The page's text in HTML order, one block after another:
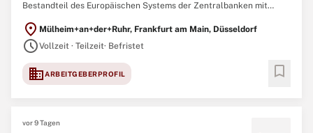
Bestandteil des Europäischen Systems der Zentralbanken mit
Geldpolitik und im Zahlungsverkehr in Deutschland. Allem voran
jedoch sind wir ein starkes Team
location_on Mülheim+an+der+Ruhr, Frankfurt am Main, Düsseldorf
scheduleVollzeit · Teilzeit· Befristet
domainARBEITGEBERPROFIL bookmark
vor 9 Tagen